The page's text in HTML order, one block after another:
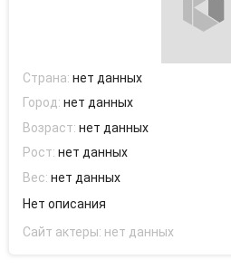
Страна:нет данных
Город:нет данных
Возраст:нет данных
Рост:нет данных
Вес:нет данных
Нет описания
Сайт актеры: нет данных